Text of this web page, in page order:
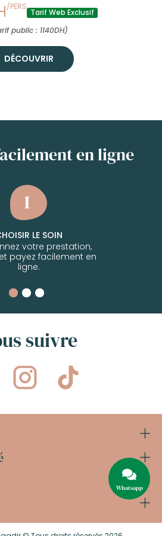
Whatsapp
/PERS
Tarif Web Exclusif
public : 1140DH)
DÉCOUVRIR
en ligne
LE SOIN
votre prestation,
payez facilement en
ligne.
suivre